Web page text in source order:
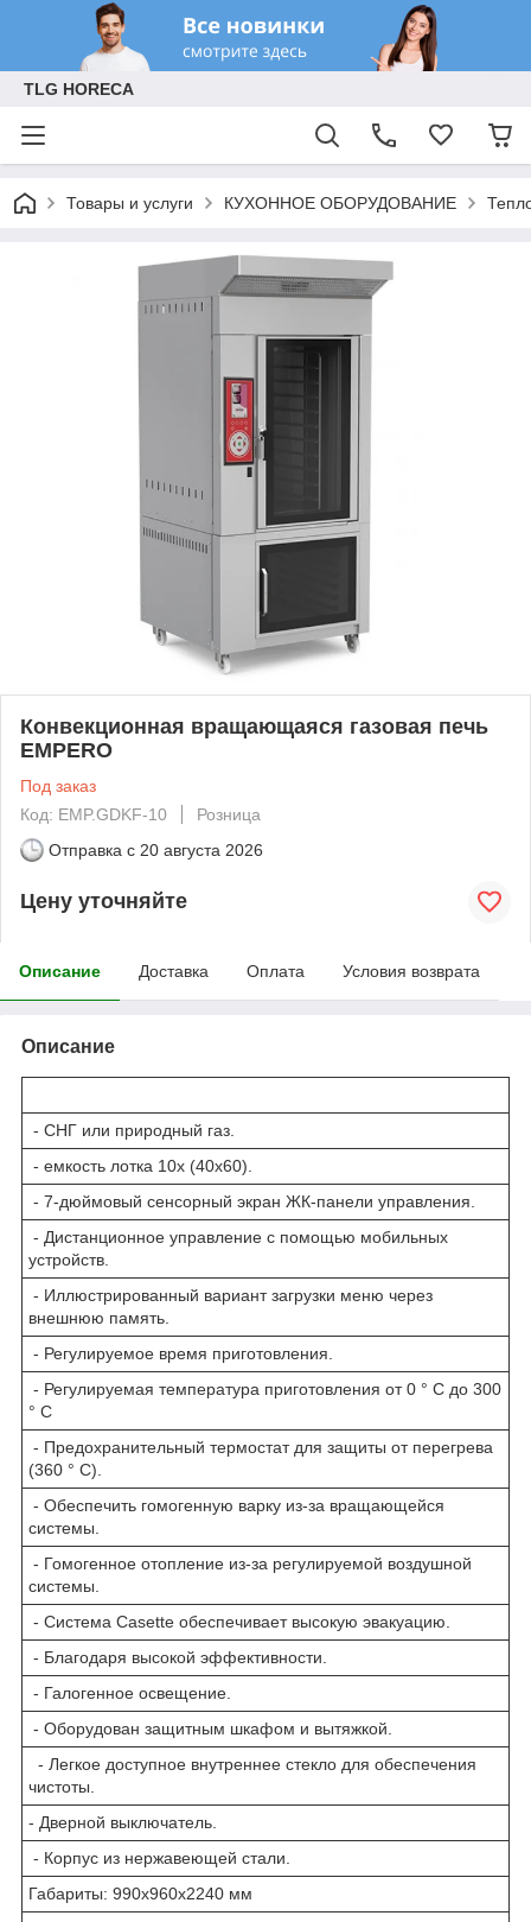
TLG HORECA
Товары и услуги КУХОННОЕ ОБОРУДОВАНИЕ
Конвекционная вращающаяся газовая печь
EMPERO
Под заказ
Код: EMP.GDKF-10
Розница
Отправка с 20 августа 2026
Цену уточняйте
Описание Доставка Оплата Условия возврата
Описание
- СНГ или природный газ.
- емкость лотка 10x (40x60).
- 7-дюймовый сенсорный экран ЖК-панели управления.
- Дистанционное управление с помощью мобильных
устройств.
- Иллюстрированный вариант загрузки меню через
внешнюю память.
- Регулируемое время приготовления.
- Регулируемая температура приготовления от 0 ° C до 300
° C
- Предохранительный термостат для защиты от перегрева
(360 ° C).
- Обеспечить гомогенную варку из-за вращающейся
системы.
- Гомогенное отопление из-за регулируемой воздушной
системы.
- Система Casette обеспечивает высокую эвакуацию.
- Благодаря высокой эффективности.
- Галогенное освещение.
- Оборудован защитным шкафом и вытяжкой.
- Легкое доступное внутреннее стекло для обеспечения
чистоты.
- Дверной выключатель.
- Корпус из нержавеющей стали.
Габариты: 990x960x2240 мм